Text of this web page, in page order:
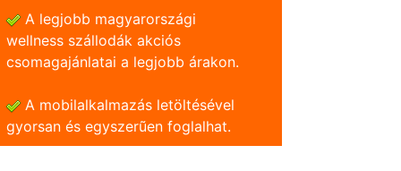
A legjobb magyarországi
wellness szállodák akciós
csomagajánlatai a legjobb árakon.
A mobilalkalmazás letöltésével
gyorsan és egyszerũen foglalhat.